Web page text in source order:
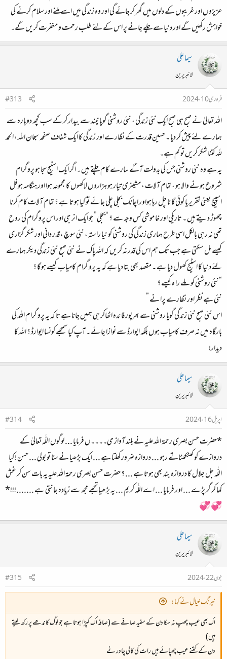
عزیزوں اور غریبوں کے دلوں میں گھر کر جائے گی اور وہ زندگی میں اسے ملنے اور سلام کرنے کی
خواہش رکھیں گے اور دنیا سے چلے جانے پر اس کے لئے طلب رحمت و مغفرت کریں گے۔
سیما علی
لائبریرین
فروری 10، 2024
#313
اللہ تعالیٰ نے صبح ہی صبح ایک نئی زندگی ، نئی روشنی گویا نیند سے بیدار کرکے سب کچھ دوبارہ سے
ہمارے لئے پیش کر دیا ۔ حسین قدرت کے نظارے اور زندگی کا ایک شفاف صفحہ سبحان اللہ ، الحمد
للہ کتنا شکر کریں تو کم ہے۔
یہ ہے وہ نئی روشنی جس کی بدولت آگے سارے کام چلتے ہیں ۔ اگر ایک اسٹیج سجا ہو پروگرام
شروع ہونے والا ہو ، تمام آلات ، مشینری تیار ہو ہزاروں لاکھوں کا مجموعہ ہوا اور ہنگامہ ہو فل
اسپیچ یعنی تقریر یا کوئی گا نا چل رہا ہواور اچانک بجلی چلی جائے تو کیا ہوتا ہے ؟ تمام آلات کام کرنا
چھوڑ دیتے ہیں ۔ تاریکی اور خا موشی کس وجہ سے ؟ “بجلی” جو ایک انر جی اور اس پروگرام کی روح
تھی نہ رہی بالکل اسی طرح ہماری زندگی کی روشنی کو نیا راستہ ، نئی سوچ ، قدر دانی اور شکر گزاری
کیسے مل سکتی ہے جب تک ہم اس کی قدر نہ کریں کہ اللہ پاک نے نئی صبح نئی زندگی دیکر ہمارے
لئے دنیا کا اسٹیج کھول دیا ہے ۔ مقصد بھی بتا دیا ہے کہ یہ پرو گرام کامیاب کیسے ہو گا ؟
“نئی روشنی کو ملے را ہ کیسے ؟
نئی ہے نظر اور نظارے پرا نے ”
اس نئی صبح نئی زندگی گویا روشنی سے بھرپور فا ئدہ اٹھاکر ہی ہمیں جانا ہے تا کہ یہ پرو گرام اللہ کی
بارگاہ میں نہ صرف کامیاب ہوں بلکہ ایوارڈ سے نوازا جائے ۔ آپ کیا سمجھے کونسا ایوارڈ ؟ اللہ کا
دیدار!
سیما علی
لائبریرین
اپریل 16، 2024
#314
*‏حضرت حسن بصری رحمۃ اللہ علیہ نے بلند آواز می۔۔۔۔ں فرمایا ... لوگوں اللّٰہ تعالیٰ کے
دروازے کو کھٹکھٹاتے رہو ... دروازہ ضرور کھلتا ہے ... ایک بڑھیا نے سنا تو بولی ... حسن ! کیا
اللّٰہ جل جلال کا دروازہ بند بھی ہوتا ہے ... ؟ حضرت حسن بصری رحمۃ اللہ علیہ یہ بات سن کر غش
کھا کر گر پڑے ... اور فرمایا ... اے اللّٰہ کریم ... یہ بڑھیا تجھے مجھ سے زیادہ جانتی ہے .......!!!*
💞 💞
سیما علی
لائبریرین
جون 22، 2024
#315
نیرنگ خیال نے کہا:
اک بھی عیب چھپ نہ سکا دن کے سفید صافے سے (صافہ اک کپڑا ہوتا ہے جو لوگ کاندھے پر رکھ لیتے
ہیں)
دن کے کتنے عیب چھپائے ہیں رات کی کالی چادر نے